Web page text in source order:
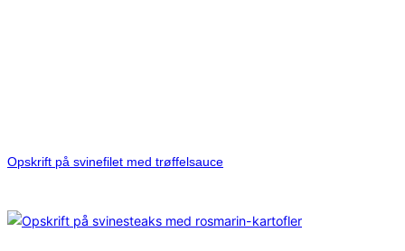
Opskrift på svinefilet med trøffelsauce